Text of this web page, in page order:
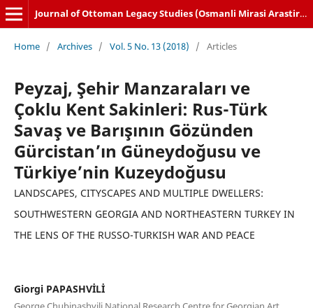
Journal of Ottoman Legacy Studies (Osmanli Mirasi Arastirmalari Dergisi)
Home / Archives / Vol. 5 No. 13 (2018) / Articles
Peyzaj, Şehir Manzaraları ve
Çoklu Kent Sakinleri: Rus-Türk
Savaş ve Barışının Gözünden
Gürcistan’ın Güneydoğusu ve
Türkiye’nin Kuzeydoğusu
LANDSCAPES, CITYSCAPES AND MULTIPLE DWELLERS:
SOUTHWESTERN GEORGIA AND NORTHEASTERN TURKEY IN
THE LENS OF THE RUSSO-TURKISH WAR AND PEACE
Giorgi PAPASHVİLİ